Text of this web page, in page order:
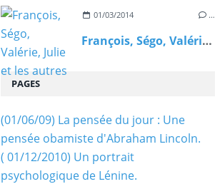
01/03/2014 …
François, Ségo, Valérie, Julie et les autres
PAGES
(01/06/09) La pensée du jour : Une
pensée obamiste d'Abraham Lincoln.
( 01/12/2010) Un portrait
psychologique de Lénine.